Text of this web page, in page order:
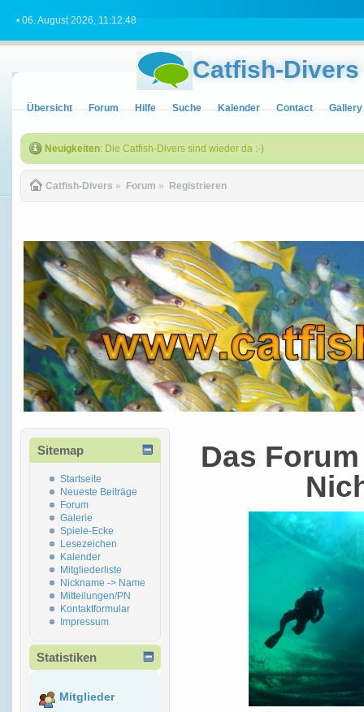
• 06. August 2026, 11:12:48
Catfish-Divers
Übersicht Forum Hilfe Suche Kalender Contact Gallery
Neuigkeiten: Die Catfish-Divers sind wieder da :-)
Catfish-Divers » Forum » Registrieren
Sitemap
Startseite
Neueste Beiträge
Forum
Galerie
Spiele-Ecke
Lesezeichen
Kalender
Mitgliederliste
Nickname -> Name
Mitteilungen/PN
Kontaktformular
Impressum
Statistiken
Mitglieder
Das